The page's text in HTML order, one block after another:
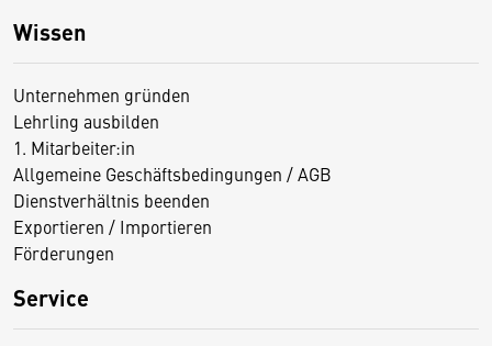
Wissen
Unternehmen gründen
Lehrling ausbilden
1. Mitarbeiter:in
Allgemeine Geschäftsbedingungen / AGB
Dienstverhältnis beenden
Exportieren / Importieren
Förderungen
Service